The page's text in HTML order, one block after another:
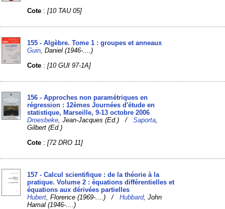
Cote :[10 TAU 05]
155 - Algèbre. Tome 1 : groupes et anneaux
Guin , Daniel (1946-....)
Cote :[10 GUI 97-1A]
156 - Approches non paramétriques en
régression : 12èmes Journées d'étude en
statistique, Marseille, 9-13 octobre 2006
Droesbeke , Jean-Jacques (Ed.) /Saporta
Gilbert (Ed.)
Cote :[72 DRO 11]
157 - Calcul scientifique : de la théorie à la
pratique. Volume 2 : équations différentielles et
équations aux dérivées partielles
Hubert , Florence (1969-....) /Hubbard, John
Hamal (1946-....)